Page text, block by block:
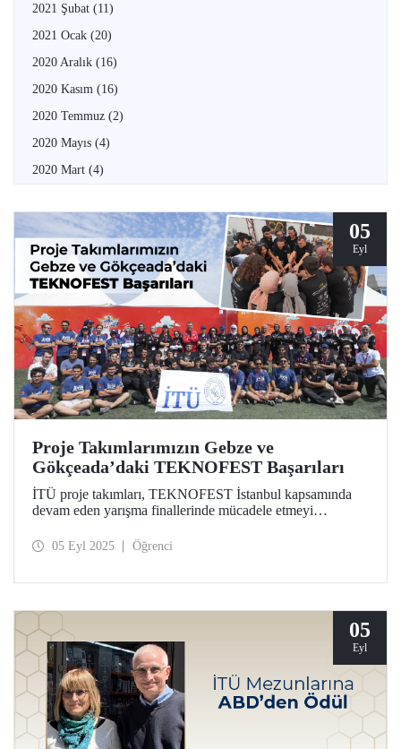
2021 Şubat (11)
2021 Ocak (20)
2020 Aralık (16)
2020 Kasım (16)
2020 Temmuz (2)
2020 Mayıs (4)
2020 Mart (4)
05
Eyl
Proje Takımlarımızın Gebze ve
Gökçeada’daki TEKNOFEST Başarıları
İTÜ proje takımları, TEKNOFEST İstanbul kapsamında
devam eden yarışma finallerinde mücadele etmeyi
05 Eyl 2025 Öğrenci
05
Eyl